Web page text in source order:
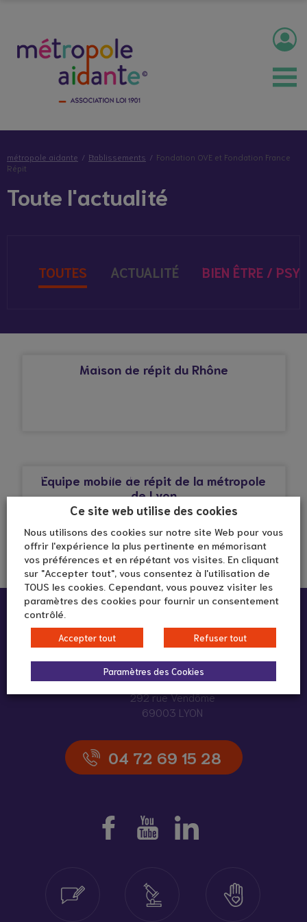
métropole aidante Etablissements
Fondation OVE et Fondation France
Répit
Toute l'actualité
TOUTES ACTUALITÉ BIEN ÊTRE /
AFFECTION CARDIAQUE
Maison de répit du Rhône
AFFECTION CARDIAQUE
Equipe mobile de répit de la métropole
de Lyon
292 rue Vendôme
69003 LYON
04 72 69 15 28
Ce site web utilise des cookies
Nous utilisons des cookies sur notre site Web pour vous
offrir l'expérience la plus pertinente en mémorisant
vos préférences et en répétant vos visites. En cliquant
sur "Accepter tout", vous consentez à l'utilisation de
TOUS les cookies. Cependant, vous pouvez visiter les
paramètres des cookies pour fournir un consentement
contrôlé.
Accepter tout Refuser tout
Paramètres des Cookies